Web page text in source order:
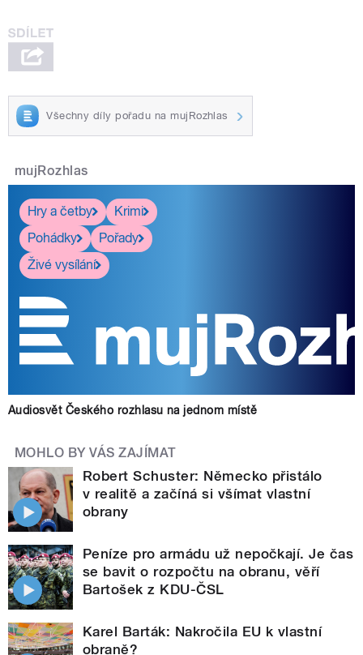
Všechny díly pořadu na mujRozhlas
mujRozhlas
Hry a četby
Krimi
Pohádky
Pořady
Živé vysílání
Audiosvět Českého rozhlasu na jednom místě
MOHLO BY VÁS ZAJÍMAT
Robert Schuster: Německo přistálo
v realitě a začíná si všímat vlastní
obrany
Peníze pro armádu už nepočkají. Je čas
se bavit o rozpočtu na obranu, věří
Bartošek z KDU-ČSL
Karel Barták: Nakročila EU k vlastní
obraně?